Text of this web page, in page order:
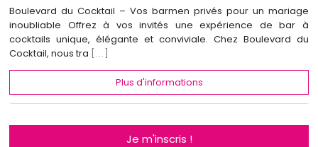
Boulevard du Cocktail – Vos barmen privés pour un mariage
inoubliable Offrez à vos invités une expérience de bar à
cocktails unique, élégante et conviviale. Chez Boulevard du
Cocktail, nous tra
[...]
Plus d'informations
Je m'inscris !